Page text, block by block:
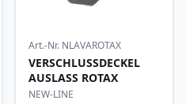
Art.-Nr. NLAVAROTAX
VERSCHLUSSDECKEL
AUSLASS ROTAX
NEW-LINE